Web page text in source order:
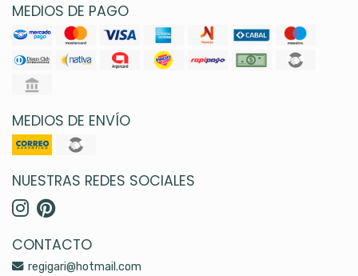
MEDIOS DE PAGO
MEDIOS DE ENVÍO
NUESTRAS REDES SOCIALES
CONTACTO
regigari@hotmail.com